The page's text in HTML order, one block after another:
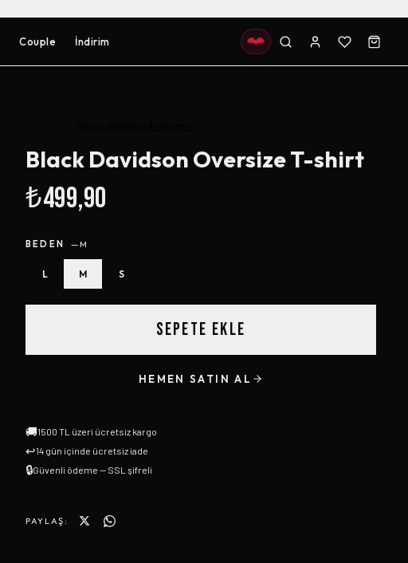
Couple İndirim
Black Davidson Oversize T-shirt
₺499,90
BEDEN — M
L M S
SEPETE EKLE
HEMEN SATIN AL
🚚1500 TL üzeri ücretsiz kargo
↩14 gün içinde ücretsiz iade
🔒Güvenli ödeme — SSL şifreli
PAYLAŞ: